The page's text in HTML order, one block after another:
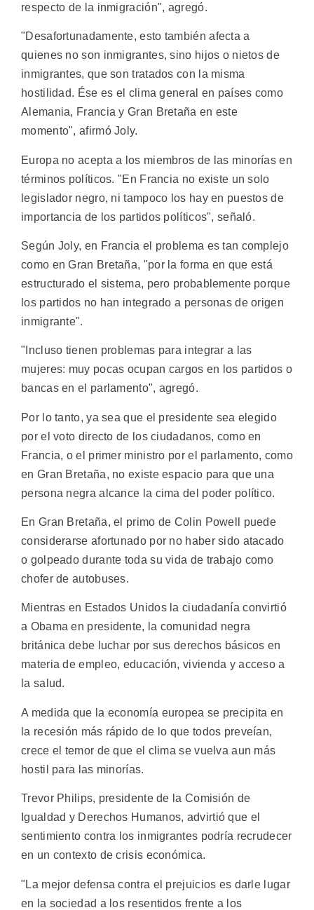
respecto de la inmigración", agregó.
"Desafortunadamente, esto también afecta a
quienes no son inmigrantes, sino hijos o nietos de
inmigrantes, que son tratados con la misma
hostilidad. Ése es el clima general en países como
Alemania, Francia y Gran Bretaña en este
momento", afirmó Joly.
Europa no acepta a los miembros de las minorías en
términos políticos. "En Francia no existe un solo
legislador negro, ni tampoco los hay en puestos de
importancia de los partidos políticos", señaló.
Según Joly, en Francia el problema es tan complejo
como en Gran Bretaña, "por la forma en que está
estructurado el sistema, pero probablemente porque
los partidos no han integrado a personas de origen
inmigrante".
"Incluso tienen problemas para integrar a las
mujeres: muy pocas ocupan cargos en los partidos o
bancas en el parlamento", agregó.
Por lo tanto, ya sea que el presidente sea elegido
por el voto directo de los ciudadanos, como en
Francia, o el primer ministro por el parlamento, como
en Gran Bretaña, no existe espacio para que una
persona negra alcance la cima del poder político.
En Gran Bretaña, el primo de Colin Powell puede
considerarse afortunado por no haber sido atacado
o golpeado durante toda su vida de trabajo como
chofer de autobuses.
Mientras en Estados Unidos la ciudadanía convirtió
a Obama en presidente, la comunidad negra
británica debe luchar por sus derechos básicos en
materia de empleo, educación, vivienda y acceso a
la salud.
A medida que la economía europea se precipita en
la recesión más rápido de lo que todos preveían,
crece el temor de que el clima se vuelva aun más
hostil para las minorías.
Trevor Philips, presidente de la Comisión de
Igualdad y Derechos Humanos, advirtió que el
sentimiento contra los inmigrantes podría recrudecer
en un contexto de crisis económica.
"La mejor defensa contra el prejuicios es darle lugar
en la sociedad a los resentidos frente a los